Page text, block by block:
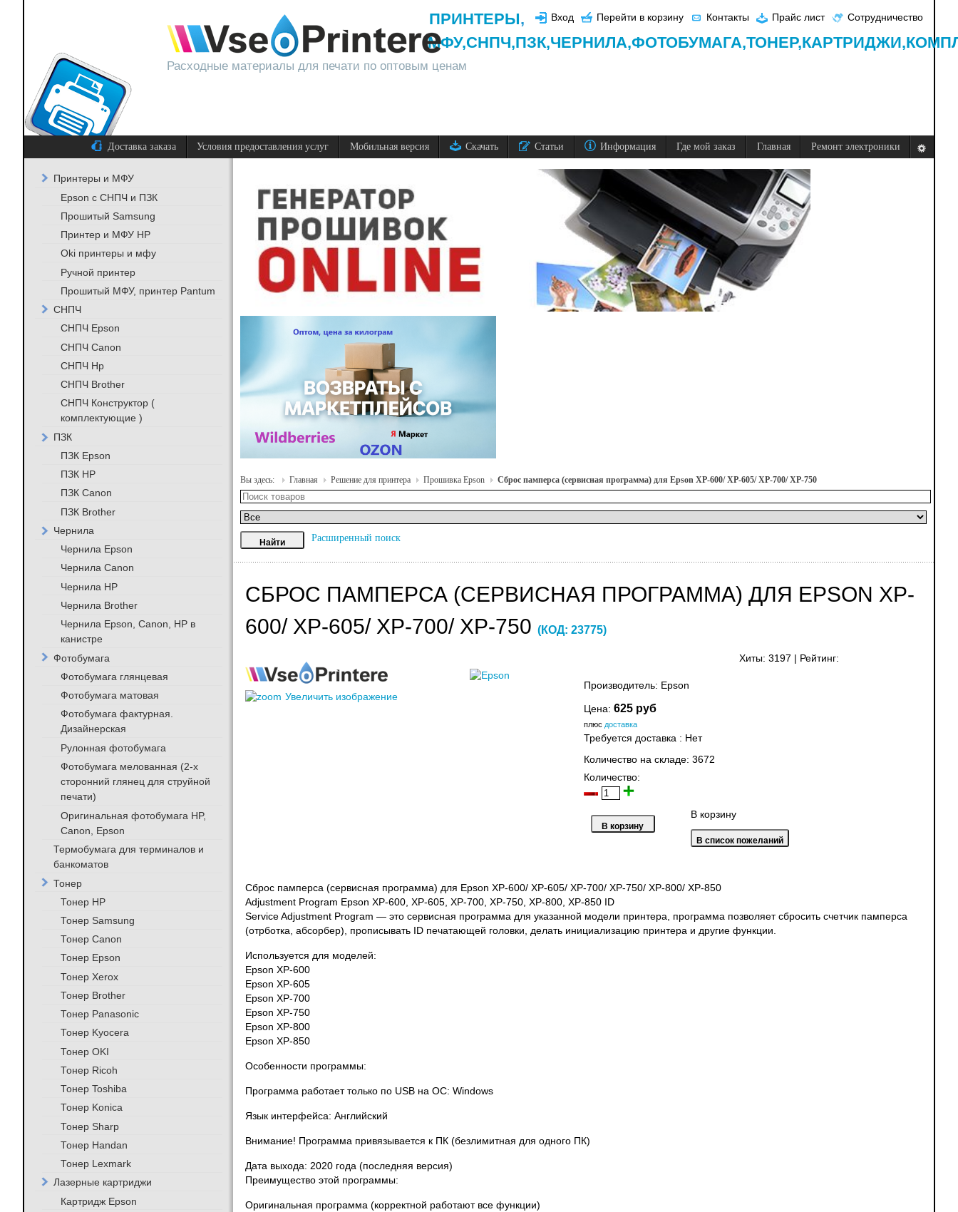
Расходные материалы для печати по оптовым ценам
Вход Перейти в корзину Контакты Прайс лист Сотрудничество
ПРИНТЕРЫ,
МФУ,СНПЧ,ПЗК,ЧЕРНИЛА,ФОТОБУМАГА,ТОНЕР,КАРТРИДЖИ,
Доставка заказа Условия предоставления услуг Мобильная версия Скачать Статьи Информация Где мой заказ Главная Ремонт электроники
Вы здесь: Главная Решение для принтера Прошивка Epson Сброс памперса (сервисная программа) для Epson XP-600/ XP-605/ XP-700/ XP-750
Расширенный поиск
СБРОС ПАМПЕРСА (СЕРВИСНАЯ ПРОГРАММА) ДЛЯ EPSON XP-
600/ XP-605/ XP-700/ XP-750 (КОД: 23775)
Хиты: 3197 Рейтинг:
Увеличить изображение
Производитель: Epson
Цена: 625 руб
плюс доставка
Требуется доставка: Нет
Количество на складе: 3672
Количество:
В корзину
Сброс памперса (сервисная программа) для Epson XP-600/ XP-605/ XP-700/ XP-750/ XP-800/ XP-850
Adjustment Program Epson XP-600, XP-605, XP-700, XP-750, XP-800, XP-850 ID
Service Adjustment Program — это сервисная программа для указанной модели принтера, программа позволяет сбросить счетчик памперса
(отрботка, абсорбер), прописывать ID печатающей головки, делать инициализацию принтера и другие функции.
Используется для моделей:
Epson XP-600
Epson XP-605
Epson XP-700
Epson XP-750
Epson XP-800
Epson XP-850
Особенности программы:
Программа работает только по USB на ОС: Windows
Язык интерфейса: Английский
Внимание! Программа привязывается к ПК (безлимитная для одного ПК)
Дата выхода: 2020 года (последняя версия)
Преимущество этой программы:
Оригинальная программа (корректной работают все функции)
Принтеры и МФУ
Epson с СНПЧ и ПЗК
Прошитый Samsung
Принтер и МФУ HP
Oki принтеры и мфу
Ручной принтер
Прошитый МФУ, принтер Pantum
СНПЧ
СНПЧ Epson
СНПЧ Canon
СНПЧ Hp
СНПЧ Brother
СНПЧ Конструктор (
комплектующие )
ПЗК
ПЗК Epson
ПЗК HP
ПЗК Canon
ПЗК Brother
Чернила
Чернила Epson
Чернила Canon
Чернила HP
Чернила Brother
Чернила Epson, Canon, HP в
канистре
Фотобумага
Фотобумага глянцевая
Фотобумага матовая
Фотобумага фактурная.
Дизайнерская
Рулонная фотобумага
Фотобумага мелованная (2-х
сторонний глянец для струйной
печати)
Оригинальная фотобумага HP,
Canon, Epson
Термобумага для терминалов и
банкоматов
Тонер
Тонер HP
Тонер Samsung
Тонер Canon
Тонер Epson
Тонер Xerox
Тонер Brother
Тонер Panasonic
Тонер Kyocera
Тонер OKI
Тонер Ricoh
Тонер Toshiba
Тонер Konica
Тонер Sharp
Тонер Handan
Тонер Lexmark
Лазерные картриджи
Картридж Epson